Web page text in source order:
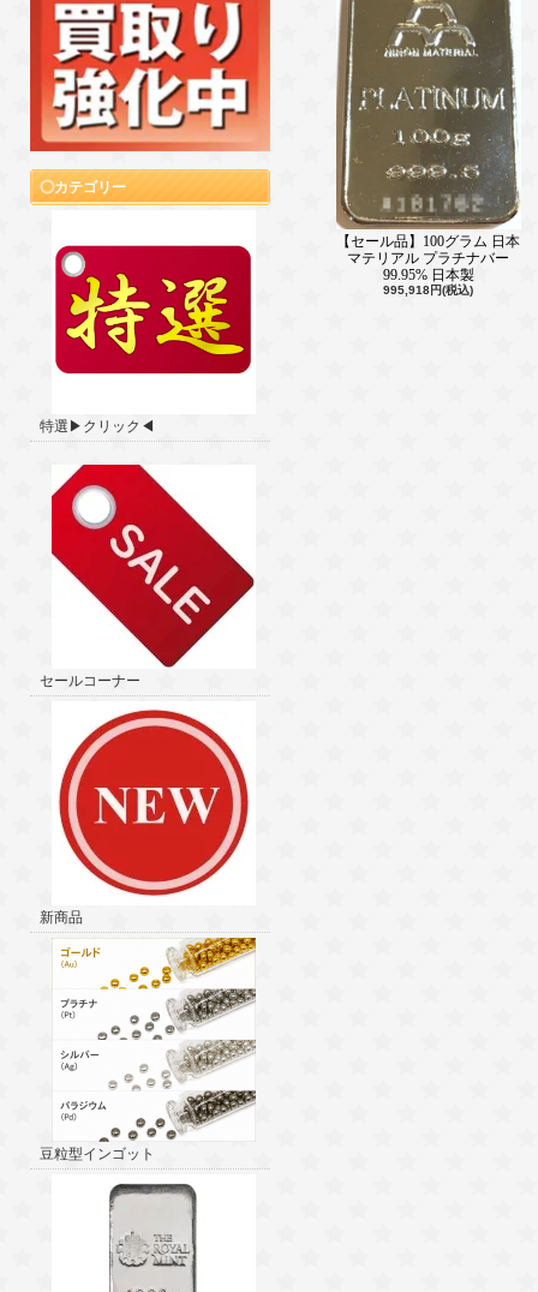
カテゴリー
特選▶クリック◀
セールコーナー
新商品
豆粒型インゴット
【セール品】100グラム 日本
マテリアル プラチナバー
99.95% 日本製
995,918円(税込)